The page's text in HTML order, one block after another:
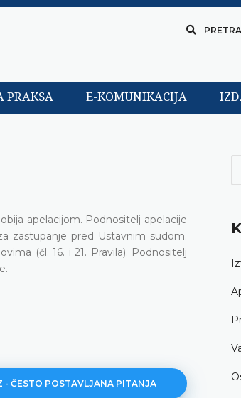
PRAKSA E-KOMUNIKACIJA
apelacijom. Podnositelj apelacije
zastupanje pred Ustavnim sudom.
(čl. 16. i 21. Pravila). Podnositelj
- ČESTO POSTAVLJANA PITANJA